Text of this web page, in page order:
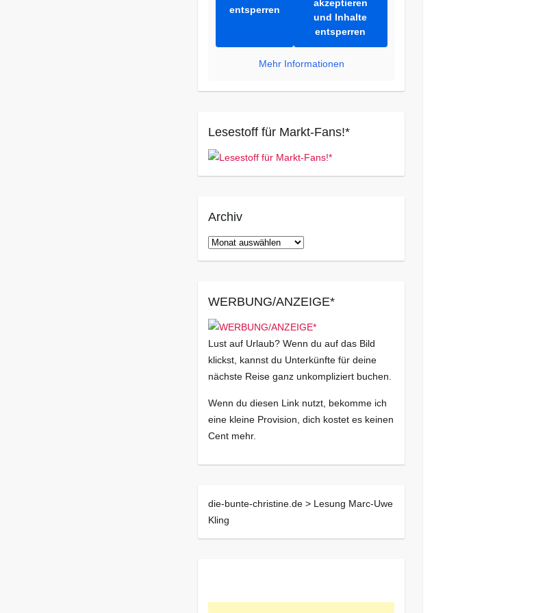
entsperren
akzeptieren
und Inhalte
entsperren
Mehr Informationen
Lesestoff für Markt-Fans!*
Archiv
Archiv
WERBUNG/ANZEIGE*
Lust auf Urlaub? Wenn du auf das Bild
klickst, kannst du Unterkünfte für deine
nächste Reise ganz unkompliziert buchen.
Wenn du diesen Link nutzt, bekomme ich
eine kleine Provision, dich kostet es keinen
Cent mehr.
die-bunte-christine.de > Lesung Marc-Uwe
Kling